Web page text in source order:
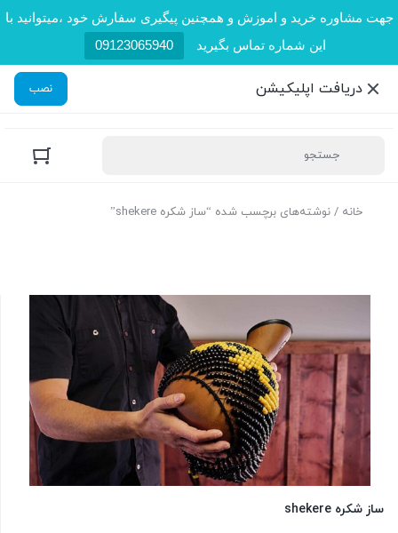
جهت مشاوره خرید و اموزش و همچنین پیگیری سفارش خود ،میتوانید با
این شماره تماس بگیرید
09123065940
دریافت اپلیکیشن نصب
خانه / نوشته‌های برچسب شده “ساز شکره shekere”
ساز شکره shekere